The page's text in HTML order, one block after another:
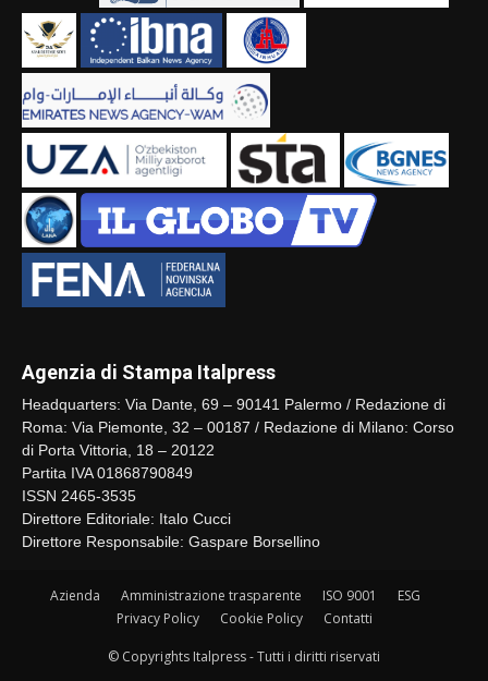
Agenzia di Stampa Italpress
Headquarters: Via Dante, 69 – 90141 Palermo / Redazione di
Roma: Via Piemonte, 32 – 00187 / Redazione di Milano: Corso
di Porta Vittoria, 18 – 20122
Partita IVA 01868790849
ISSN 2465-3535
Direttore Editoriale: Italo Cucci
Direttore Responsabile: Gaspare Borsellino
Azienda Amministrazione trasparente ISO 9001
ESG
Privacy Policy
Cookie Policy Contatti
© Copyrights Italpress - Tutti i diritti riservati